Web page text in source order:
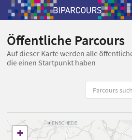
Öffentliche Parcours
Auf dieser Karte werden alle
die einen Startpunkt haben
+